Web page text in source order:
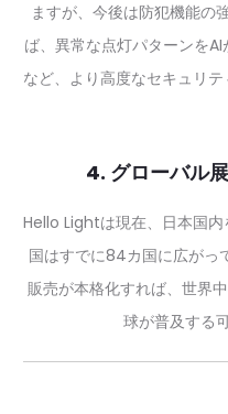
ますが、今後は防犯機能の
ば、異常な点灯パターンを
など、より高度なセキュリ
4. グローバル
Hello Lightは現在、日本国
国はすでに84カ国に広がっ
販売が本格化すれば、世界
球が普及する